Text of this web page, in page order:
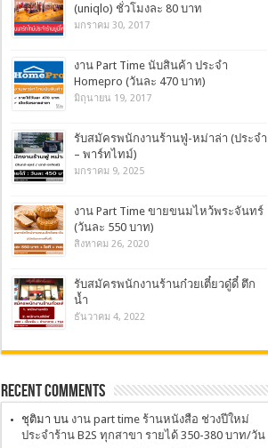
(uniqlo) ชั่วโมงละ 80 บาท
มกราคม 30, 2017
งาน Part Time นับสินค้า ประจำ
Homepro (วันละ 470 บาท)
มิถุนายน 19, 2017
รับสมัครพนักงานร้านฟู่-หม่าล่า (ประจำ
– พาร์ทไทม์)
มกราคม 9, 2025
งาน Part Time ขายขนมไหว้พระจันทร์
(วันละ 550 บาท)
สิงหาคม 26, 2020
รับสมัครพนักงานร้านก๋วยเตี๋ยวดู๋ดี๋ ตึก
น้ำ
ธันวาคม 4, 2022
Recent Comments
ชุติมา บน งาน part time ร้านหนังสือ ช่วงปีใหม่
ประจำร้าน B2S ทุกสาขา รายได้ 350-380 บาท/วัน